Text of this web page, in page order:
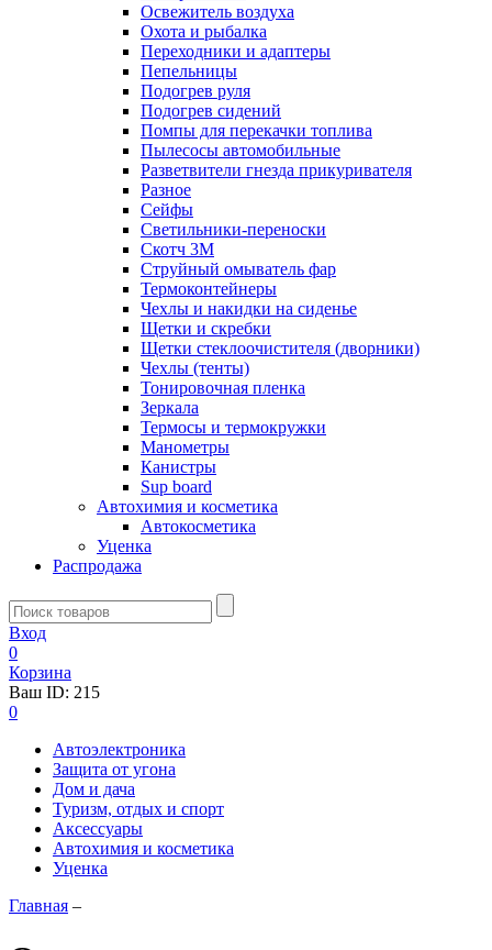
Освежитель воздуха
Охота и рыбалка
Переходники и адаптеры
Пепельницы
Подогрев руля
Подогрев сидений
Помпы для перекачки топлива
Пылесосы автомобильные
Разветвители гнезда прикуривателя
Разное
Сейфы
Светильники-переноски
Скотч 3М
Струйный омыватель фар
Термоконтейнеры
Чехлы и накидки на сиденье
Щетки и скребки
Щетки стеклоочистителя (дворники)
Чехлы (тенты)
Тонировочная пленка
Зеркалa
Термосы и термокружки
Манометры
Канистры
Sup board
Автохимия и косметика
Автокосметика
Уценка
Распродажа
Вход
0
Корзина
Ваш ID: 215
0
Автоэлектроника
Защита от угона
Дом и дача
Туризм, отдых и спорт
Аксессуары
Автохимия и косметика
Уценка
Главная –